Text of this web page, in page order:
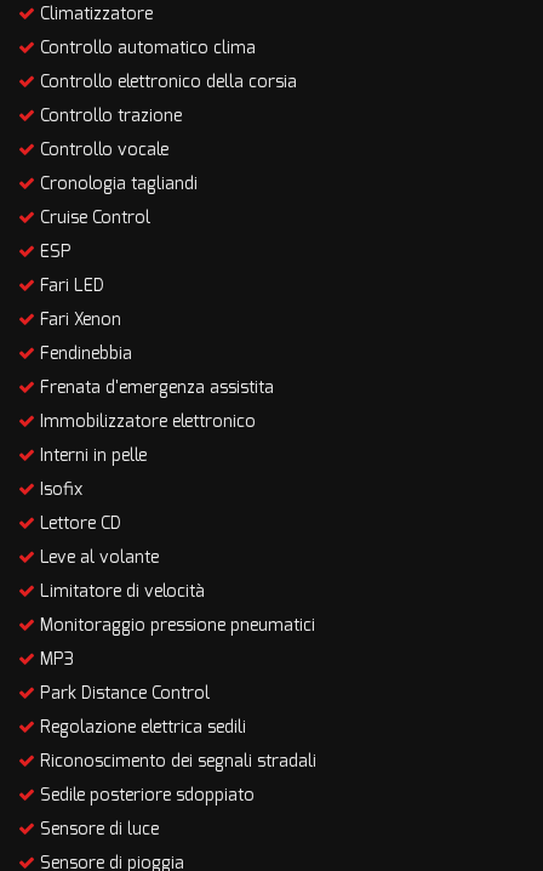
Climatizzatore
Controllo automatico clima
Controllo elettronico della corsia
Controllo trazione
Controllo vocale
Cronologia tagliandi
Cruise Control
ESP
Fari LED
Fari Xenon
Fendinebbia
Frenata d'emergenza assistita
Immobilizzatore elettronico
Interni in pelle
Isofix
Lettore CD
Leve al volante
Limitatore di velocità
Monitoraggio pressione pneumatici
MP3
Park Distance Control
Regolazione elettrica sedili
Riconoscimento dei segnali stradali
Sedile posteriore sdoppiato
Sensore di luce
Sensore di pioggia